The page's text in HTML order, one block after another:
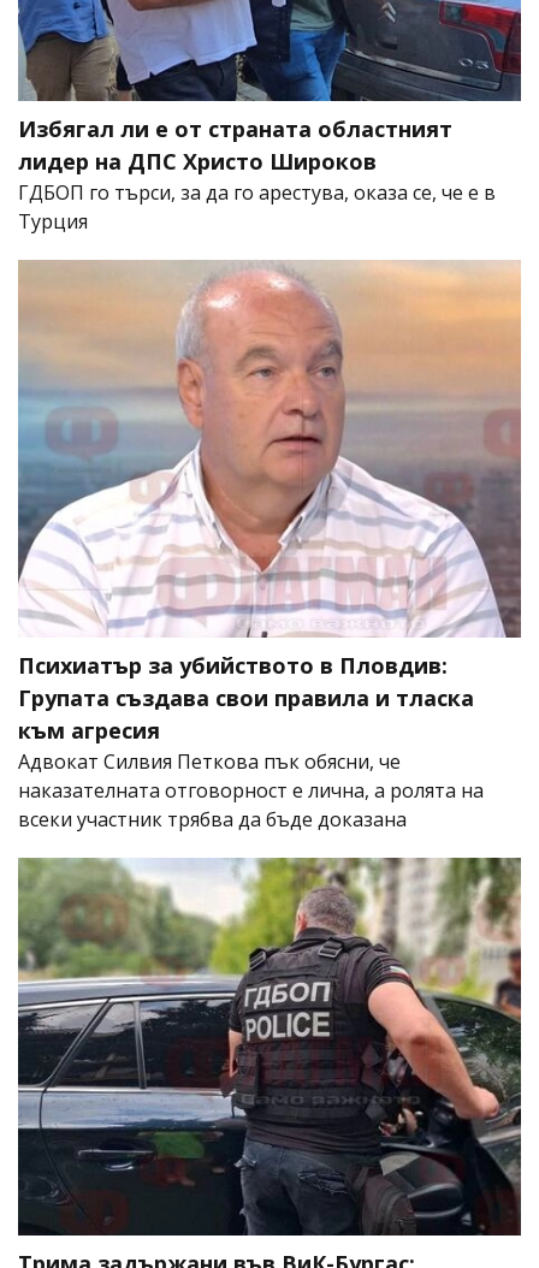
Избягал ли е от страната областният
лидер на ДПС Христо Широков
ГДБОП го търси, за да го арестува, оказа се, че е в
Турция
Психиатър за убийството в Пловдив:
Групата създава свои правила и тласка
към агресия
Адвокат Силвия Петкова пък обясни, че
наказателната отговорност е лична, а ролята на
всеки участник трябва да бъде доказана